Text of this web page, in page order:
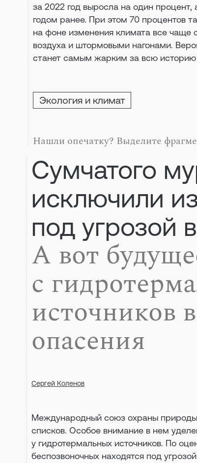
за 2022 год выросла на один
годом ранее. При этом 70 процентов
на фоне изменения климата все чаще
воздуха и штормовыми нагонами.
станет самым жарким за всю
Экология и климат
Нашли опечатку? Выделите
Сумчатого
исключили
под угрозой
А вот
с
источников
опасения
Сергей Коленов
Международный союз охраны природы
списков. Особое внимание в нем
у гидротермальных источников. По
беспозвоночных находятся под